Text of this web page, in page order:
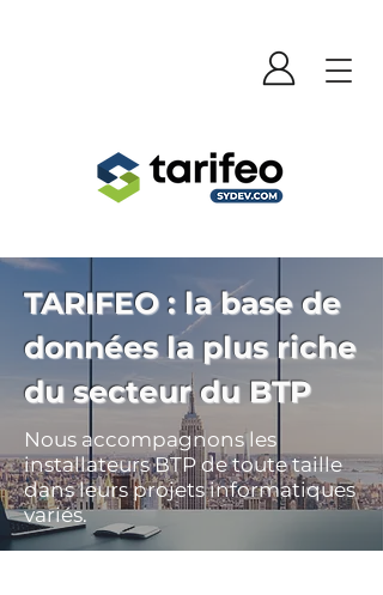
TARIFEO : la base de
données la plus riche
du secteur du BTP
Nous accompagnons les
installateurs BTP de toute taille
dans leurs projets informatiques
variés.